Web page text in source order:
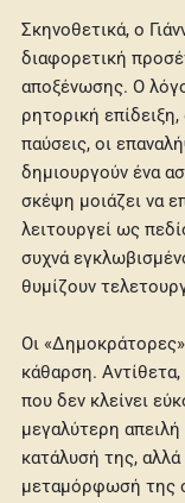
Σκηνοθετικά, ο
διαφορετική
αποξένωσης. Ο
ρητορική
παύσεις, οι
δημιουργούν ένα
σκέψη μοιάζει να
λειτουργεί ως
συχνά
θυμίζουν
Οι
κάθαρση.
που δεν κλείνει
μεγαλύτερη απειλή
κατάλυσή της,
μεταμόρφωσή της